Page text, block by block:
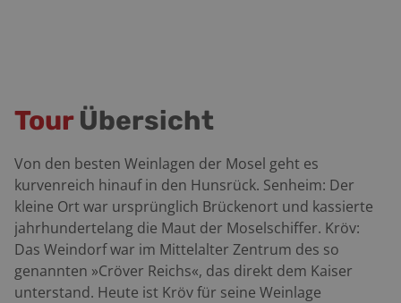
Tour Übersicht
Von den besten Weinlagen der Mosel geht es
kurvenreich hinauf in den Hunsrück. Senheim: Der
kleine Ort war ursprünglich Brückenort und kassierte
jahrhundertelang die Maut der Moselschiffer. Kröv:
Das Weindorf war im Mittelalter Zentrum des so
genannten »Cröver Reichs«, das direkt dem Kaiser
unterstand. Heute ist Kröv für seine Weinlage